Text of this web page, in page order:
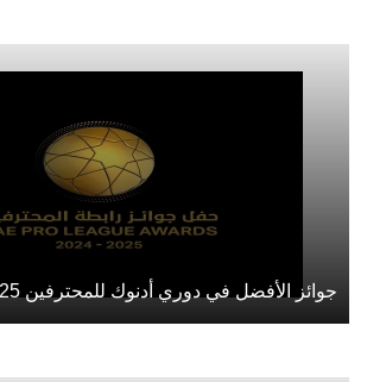
جوائز الأفضل في دوري أدنوك للمحترفين 2025